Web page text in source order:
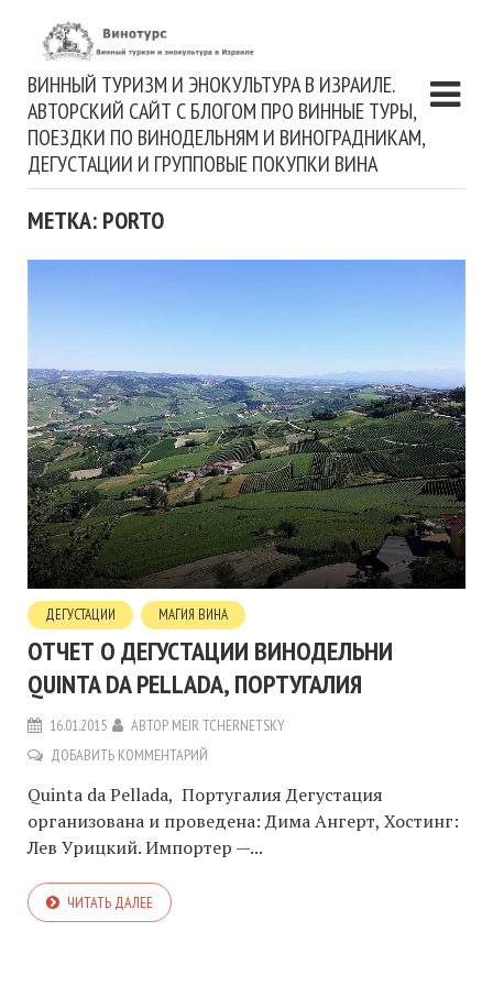
ВИННЫЙ ТУРИЗМ И ЭНОКУЛЬТУРА В ИЗРАИЛЕ.
АВТОРСКИЙ САЙТ С БЛОГОМ ПРО ВИННЫЕ ТУРЫ,
ПОЕЗДКИ ПО ВИНОДЕЛЬНЯМ И ВИНОГРАДНИКАМ,
ДЕГУСТАЦИИ И ГРУППОВЫЕ ПОКУПКИ ВИНА
МЕТКА: PORTO
ДЕГУСТАЦИИ МАГИЯ ВИНА
ОТЧЕТ О ДЕГУСТАЦИИ ВИНОДЕЛЬНИ
QUINTA DA PELLADA, ПОРТУГАЛИЯ
16.01.2015 АВТОР MEIR TCHERNETSKY
ДОБАВИТЬ КОММЕНТАРИЙ
Quinta da Pellada, Португалия Дегустация
организована и проведена: Дима Ангерт, Хостинг:
Лев Урицкий. Импортер —...
ЧИТАТЬ ДАЛЕЕ